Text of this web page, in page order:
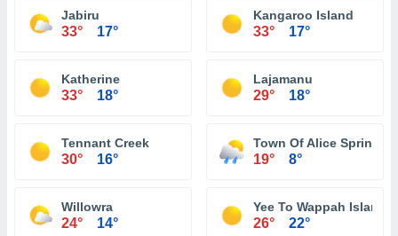
Jabiru
33° 17°
Kangaroo Island
33° 17°
Katherine
33° 18°
Lajamanu
29° 18°
Tennant Creek
30° 16°
Town Of Alice Springs
19° 8°
Willowra
24° 14°
Yee To Wappah Island
26° 22°